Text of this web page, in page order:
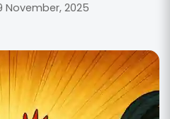
November, 2025